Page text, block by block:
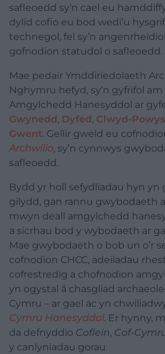
safleoedd sy’n cael eu
dylid cofio eu bod wedi’u
technegol, fel sy’n
gofnodion statudol o safleoedd.
Mae pedair Ymddiriedolaeth
Nghymru hefyd, sy’n gyfrifol
Amgylchedd Hanesyddol ar
Gwynedd , Dyfed , Clwyd-Powys
Gwent. Gellir gweld eu
Archwilio, sy’n cynnwys
safleoedd.
Bydd yr holl sefydliadau hyn yn
gilydd, gan rannu gwybodaeth
mwyn deall amgylchedd
a sicrhau bod y wybodaeth ar
Mae gwybodaeth o bob un o’r
cofnodion CHCC, adeiladau
cofrestredig a chofnodion
yn ogystal â chasgliad
Cymru – ar gael ac yn
Cymru Hanesyddol. Er hynny,
da defnyddio Coflein, Cof-
y canlyniadau gorau